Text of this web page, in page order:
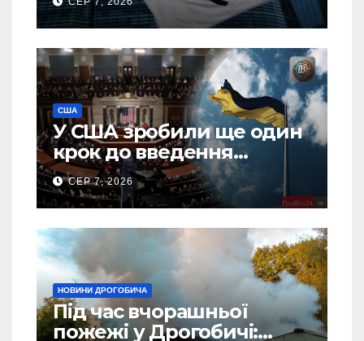
США
У США зробили ще один
крок до введення
“пекельних санкцій”
проти Росії
СЕР 7, 2026
НОВИНИ ДРОГОБИЧА
Під час вчорашньої
пожежі у Дрогобичі: